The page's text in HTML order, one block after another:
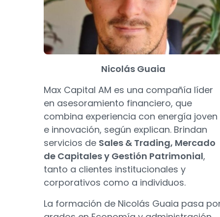
Nicolás Guaia
Max Capital AM es una compañía líder
en asesoramiento financiero, que
combina experiencia con energía joven
e innovación, según explican. Brindan
servicios de Sales & Trading, Mercado
de Capitales y Gestión Patrimonial,
tanto a clientes institucionales y
corporativos como a individuos.
La formación de Nicolás Guaia pasa